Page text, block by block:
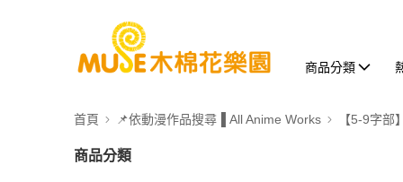
商品分類
首頁 📌依動漫作品搜尋▐ All Anime Works 【5-9字部
商品分類